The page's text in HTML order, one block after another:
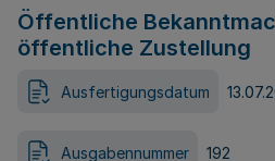
Öffentliche
öffentliche Zustellung
Ausfertigungsdatum
Ausgabennummer 192